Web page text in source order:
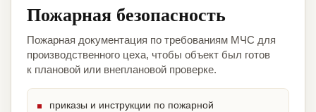
Пожарная безопасность
Пожарная документация по требованиям МЧС для
производственного цеха, чтобы объект был готов
к плановой или внеплановой проверке.
приказы и инструкции по пожарной